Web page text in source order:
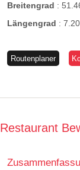
Breitengrad :
Längengrad :
Routenplaner
Restaurant